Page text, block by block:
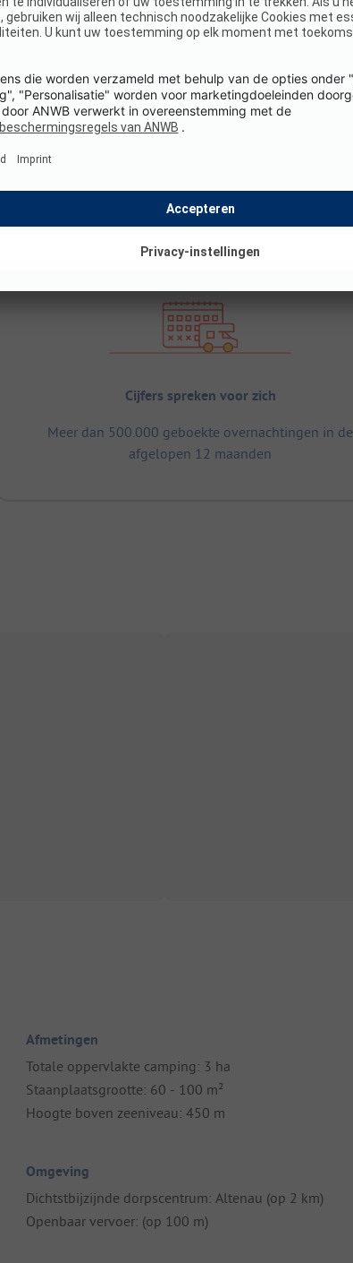
Cijfers spreken voor zich
Meer dan 500.000 geboekte overnachtingen in de
afgelopen 12 maanden
Afmetingen
Totale oppervlakte camping: 3 ha
Staanplaatsgrootte: 60 - 100 m²
Hoogte boven zeeniveau: 450 m
Omgeving
Dichtstbijzijnde dorpscentrum: Altenau (op 2 km)
Openbaar vervoer: (op 100 m)